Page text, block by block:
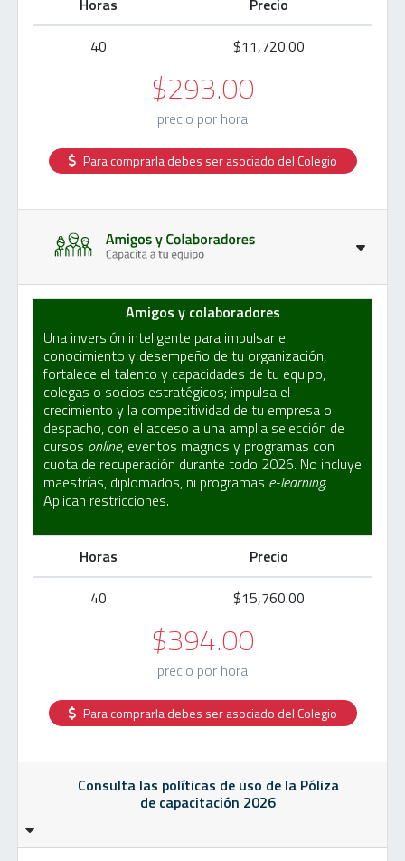
40
$11,720.00
$293.00
precio por hora
Para comprarla debes ser asociado del Colegio
Amigos y colaboradores
Una inversión inteligente para impulsar el
conocimiento y desempeño de tu organización,
fortalece el talento y capacidades de tu equipo,
colegas o socios estratégicos; impulsa el
crecimiento y la competitividad de tu empresa o
despacho, con el acceso a una amplia selección de
cursos online, eventos magnos y programas con
cuota de recuperación durante todo 2026. No incluye
maestrías, diplomados, ni programas e-learning.
Aplican restricciones.
Horas
Precio
40
$15,760.00
$394.00
precio por hora
Para comprarla debes ser asociado del Colegio
Consulta las políticas de uso de la Póliza
de capacitación 2026